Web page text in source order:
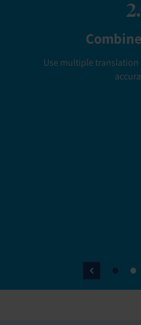
2.
Use multiple translation